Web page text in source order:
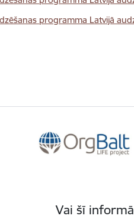
programma Latvijā
Vai šī